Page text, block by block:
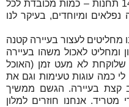
יותר מ- 35 קילומטר (קו אויר) ו- 147 תחנות – כמות מכובדת לכל
ומיוחדים, בעיקר לנו
מחליטים לעצור בעיירה קטנה
ומחליט לאכול משהו בעיירה
שלוקחת לא מעט זמן (האוכל
כמה עוגות טעימות וגם את
קצת בעיירה. הגשם ממשיך
אנחנו חוזרים למלון